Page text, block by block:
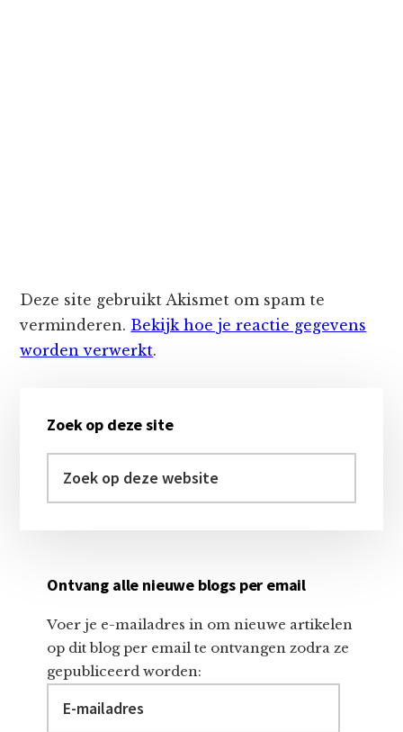
Deze site gebruikt Akismet om spam te
verminderen. Bekijk hoe je reactie gegevens
worden verwerkt.
Sidebar
Zoek op deze site
op
Ontvang alle nieuwe blogs per email
Voer je e-mailadres in om nieuwe artikelen
op dit blog per email te ontvangen zodra ze
gepubliceerd worden:
mailadres